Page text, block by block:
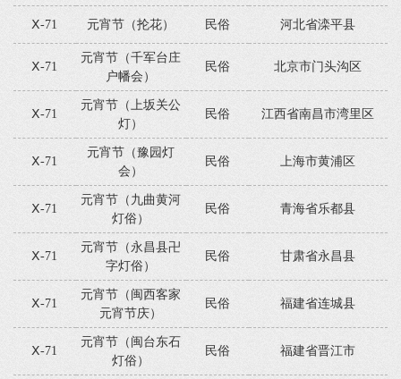
Ⅹ-71 元宵节（抡花） 民俗 河北省滦平县
Ⅹ-71
元宵节（千军台庄
户幡会）
民俗 北京市门头沟区
Ⅹ-71
元宵节（上坂关公
灯）
民俗 江西省南昌市湾里区
Ⅹ-71
元宵节（豫园灯
会）
民俗 上海市黄浦区
Ⅹ-71
元宵节（九曲黄河
灯俗）
民俗 青海省乐都县
Ⅹ-71
元宵节（永昌县卍
字灯俗）
民俗 甘肃省永昌县
Ⅹ-71
元宵节（闽西客家
元宵节庆）
民俗 福建省连城县
Ⅹ-71
元宵节（闽台东石
灯俗）
民俗 福建省晋江市